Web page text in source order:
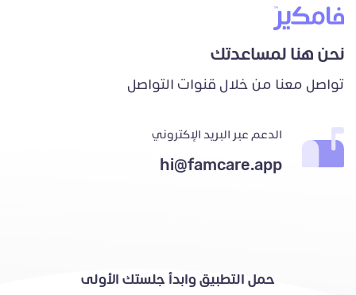
نحن هنا لمساعدتك
تواصل معنا من خلال قنوات التواصل
الدعم عبر البريد الإكتروني
hi@famcare.app
حمل التطبيق وابدأ جلستك الأولى